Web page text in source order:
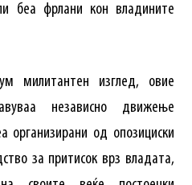
беа фрлани кон владините
милитантен изглед, овие
независно движење
организирани од опозициски
за притисок врз владата,